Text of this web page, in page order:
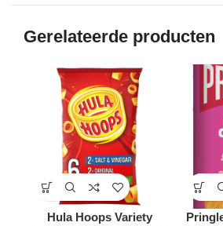
Gerelateerde producten
Hula Hoops Variety